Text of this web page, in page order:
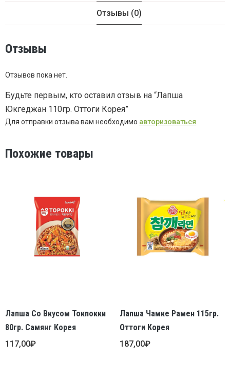
Отзывы (0)
Отзывы
Отзывов пока нет.
Будьте первым, кто оставил отзыв на “Лапша
Юкгеджан 110гр. Оттоги Корея”
Для отправки отзыва вам необходимо авторизоваться
Похожие товары
Лапша Со Вкусом Токпокки
80гр. Самянг Корея
117,00₽
Лапша Чамке Рамен 115гр.
Оттоги Корея
187,00₽